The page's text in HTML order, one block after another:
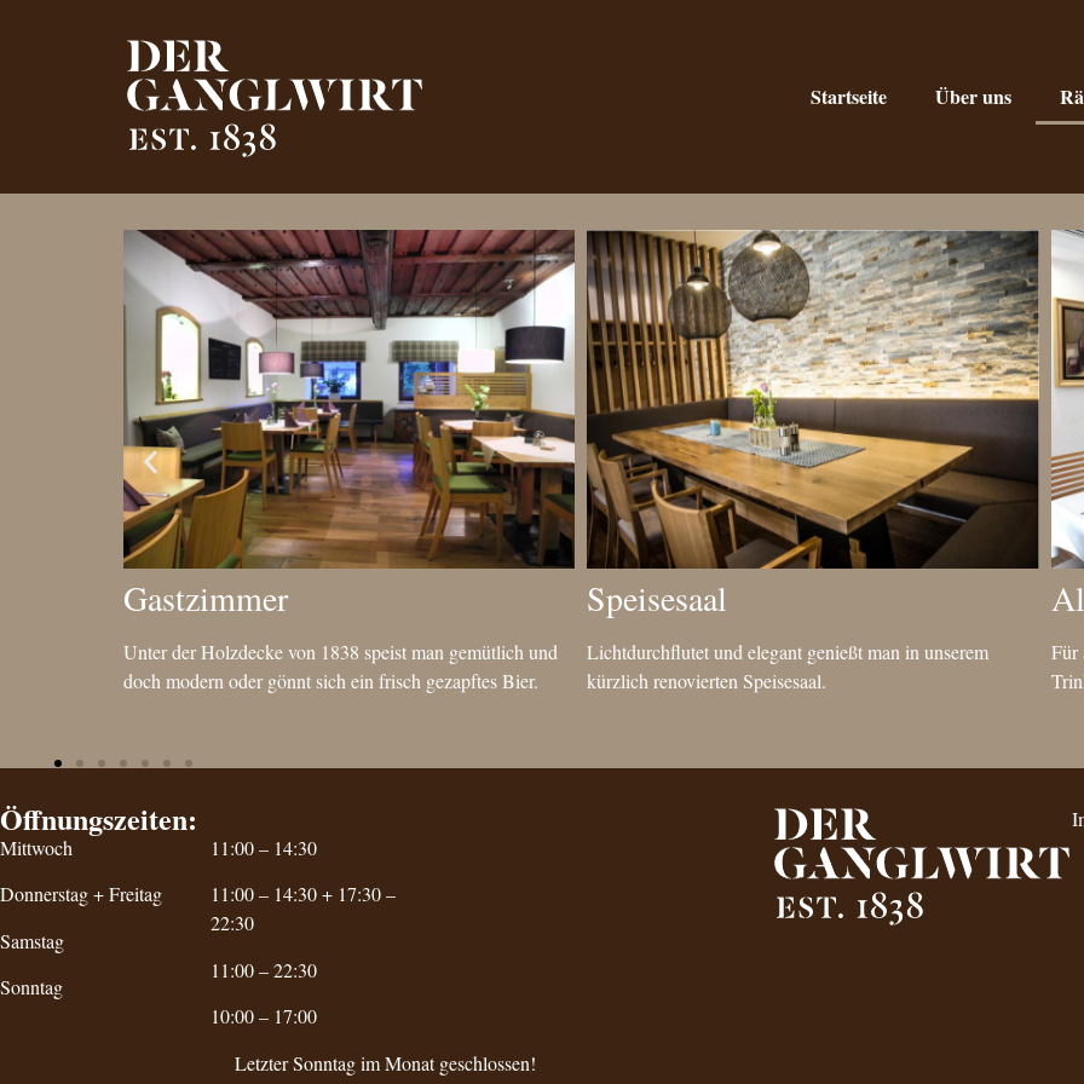
Startseite Über uns
Gastzimmer
Unter der Holzdecke von 1838 speist man gemütlich und
doch modern oder gönnt sich ein frisch gezapftes Bier.
Speisesaal
Lichtdurchflutet und elegant genießt man in unserem
kürzlich renovierten Speisesaal.
Für
Öffnungszeiten:
Mittwoch
Donnerstag + Freitag
Samstag
Sonntag
11:00 – 14:30
11:00 – 14:30 + 17:30 –
22:30
11:00 – 22:30
10:00 – 17:00
Letzter Sonntag im Monat geschlossen!